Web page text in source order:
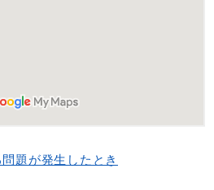
題が発生したとき